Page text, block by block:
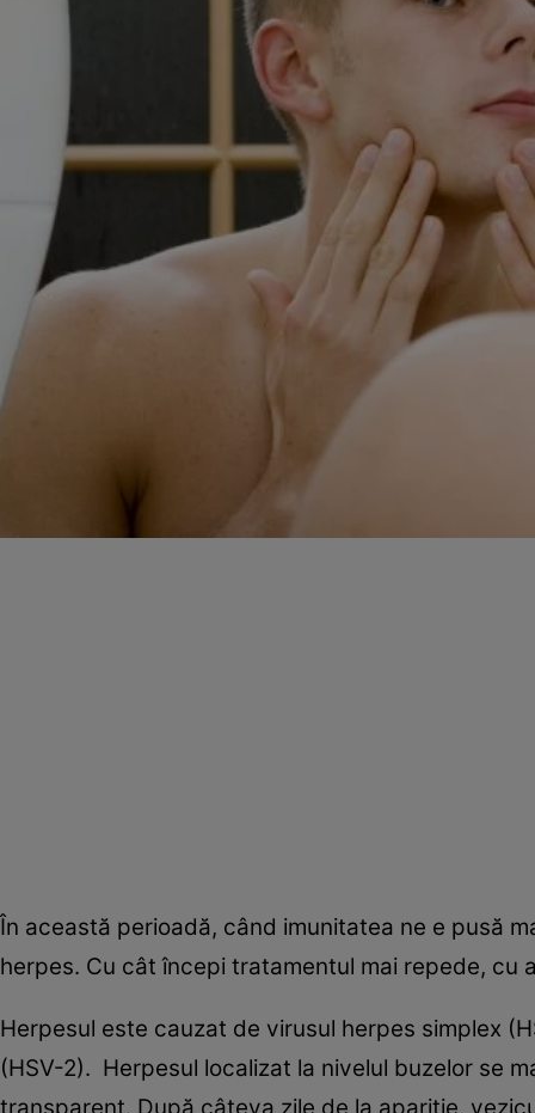
În această perioadă, când imunitatea ne e pusă
herpes. Cu cât începi tratamentul mai repede, cu
Herpesul este cauzat de virusul herpes simplex
(HSV-2). Herpesul localizat la nivelul buzelor se